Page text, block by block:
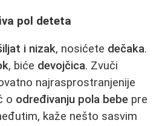
pol deteta
i nizak, nosićete dečaka.
, biće devojčica. Zvuči
najrasprostranjenije
o određivanju pola bebe pre
kaže nešto sasvim